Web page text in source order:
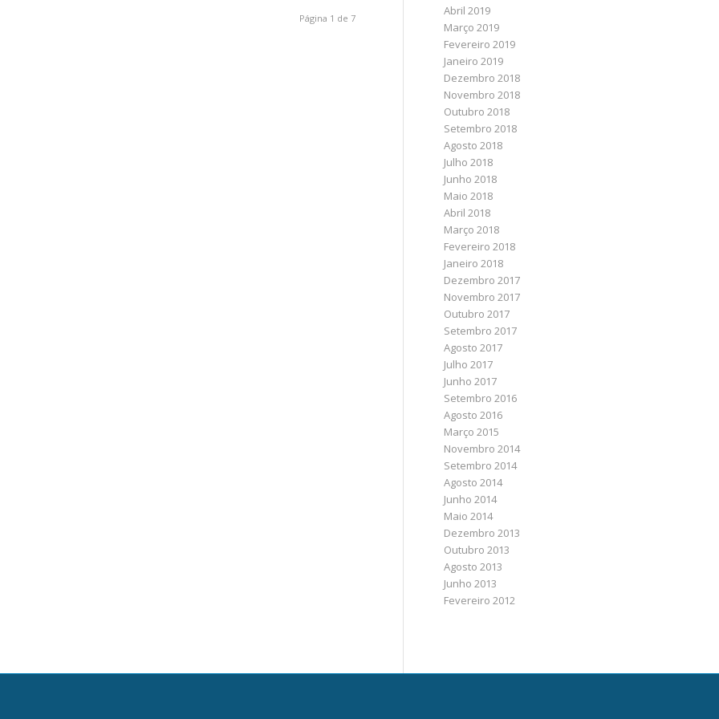
Página 1 de 7
Abril 2019
Março 2019
Fevereiro 2019
Janeiro 2019
Dezembro 2018
Novembro 2018
Outubro 2018
Setembro 2018
Agosto 2018
Julho 2018
Junho 2018
Maio 2018
Abril 2018
Março 2018
Fevereiro 2018
Janeiro 2018
Dezembro 2017
Novembro 2017
Outubro 2017
Setembro 2017
Agosto 2017
Julho 2017
Junho 2017
Setembro 2016
Agosto 2016
Março 2015
Novembro 2014
Setembro 2014
Agosto 2014
Junho 2014
Maio 2014
Dezembro 2013
Outubro 2013
Agosto 2013
Junho 2013
Fevereiro 2012